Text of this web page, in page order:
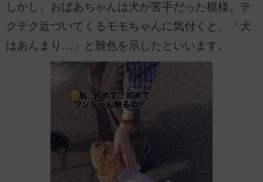
しかし、おばあちゃんは犬が苦手だった模様。テ
クテク近づいてくるモモちゃんに気付くと、「犬
はあんまり…」と難色を示したといいます。